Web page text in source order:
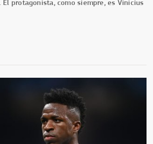
protagonista, como siempre, es Vinicius